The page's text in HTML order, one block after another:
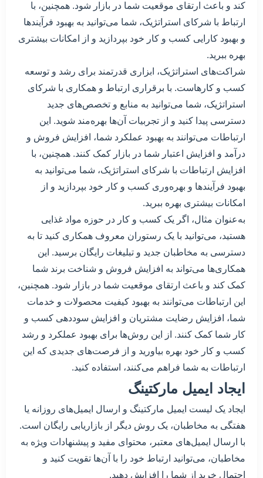
کند و باعث ارتقای موقعیت شما در بازار شود. همچنین، با
ارتباط با شرکای استراتژیک، شما می‌توانید به بهبود فرآیندها
و بهبود کارایی کسب و کار خود بپردازید و از امکانات بیشتری
بهره ببرید.
شراکت‌های استراتژیک، ابزاری قدرتمند برای رشد و توسعه
کسب و کارهاست. با برقراری ارتباط و همکاری با شرکای
استراتژیک، شما می‌توانید به منابع و تخصص‌های جدید
دسترسی پیدا کنید و از تجربیات آن‌ها بهره‌مند شوید. این
ارتباطات می‌توانند به بهبود عملکرد شما، افزایش فروش و
درآمد و افزایش اعتبار شما در بازار کمک کنند. همچنین، با
افزایش ارتباطات با شرکای استراتژیک، شما می‌توانید به
بهبود فرآیندها و بهره‌وری کسب و کار خود بپردازید و از
امکانات بیشتری بهره ببرید.
به‌عنوان مثال، اگر یک کسب و کار در حوزه مواد غذایی
هستید، می‌توانید با یک رستوران معروف همکاری کنید تا به
دسترسی به مخاطبان جدید و تبلیغات رایگان برسید. این
همکاری‌ها می‌تواند به افزایش فروش و شناخت برند شما
کمک کند و باعث ارتقای موقعیت شما در بازار شود. همچنین،
این ارتباطات می‌توانند به بهبود کیفیت محصولات و خدمات
شما، افزایش رضایت مشتریان و افزایش سوددهی کسب و
کار شما کمک کنند. از این روش‌ها برای بهبود عملکرد و رشد
کسب و کار خود بهره بیاورید و از فرصت‌های جدیدی که این
ارتباطات به شما فراهم می‌کنند، استفاده کنید.
ایجاد ایمیل مارکتینگ
ایجاد یک لیست ایمیل مارکتینگ و ارسال ایمیل‌های روزانه یا
هفتگی به مخاطبان، یک روش دیگر از بازاریابی رایگان است.
با ارسال ایمیل‌های معتبر، محتوای مفید و پیشنهادات ویژه به
مخاطبان، می‌توانید ارتباط خود را با آن‌ها تقویت کنید و
احتمال خرید از شما را افزایش دهید.